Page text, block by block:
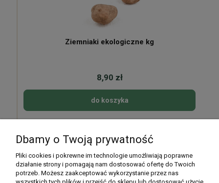
Ziemniaki ekologiczne kg
8,90 zł
do koszyka
Moje konto
Dbamy o Twoją prywatność
Pliki cookies i pokrewne im technologie umożliwiają poprawne
działanie strony i pomagają nam dostosować ofertę do Twoich
potrzeb. Możesz zaakceptować wykorzystanie przez nas